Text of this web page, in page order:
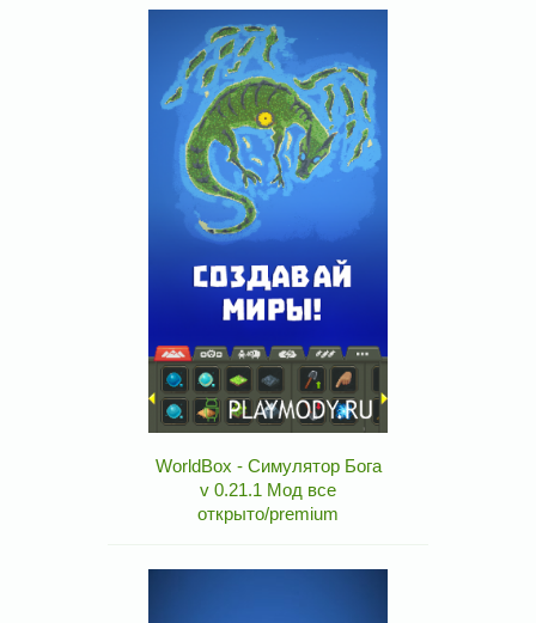
WorldBox - Симулятор Бога
v 0.21.1 Мод все
открыто/premium